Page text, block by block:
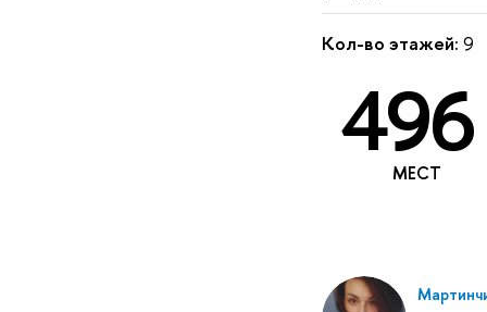
Кол-во этажей: 9
496
МЕСТ